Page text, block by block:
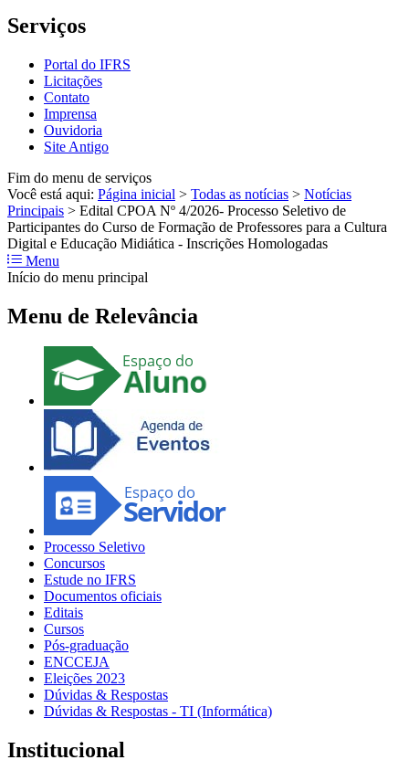
Serviços
Portal do IFRS
Licitações
Contato
Imprensa
Ouvidoria
Site Antigo
Fim do menu de serviços
Você está aqui: Página inicial > Todas as notícias > Notícias
Principais > Edital CPOA Nº 4/2026- Processo Seletivo de
Participantes do Curso de Formação de Professores para a Cultura
Digital e Educação Midiática - Inscrições Homologadas
Menu
Início do menu principal
Menu de Relevância
Processo Seletivo
Concursos
Estude no IFRS
Documentos oficiais
Editais
Cursos
Pós-graduação
ENCCEJA
Eleições 2023
Dúvidas & Respostas
Dúvidas & Respostas - TI (Informática)
Institucional